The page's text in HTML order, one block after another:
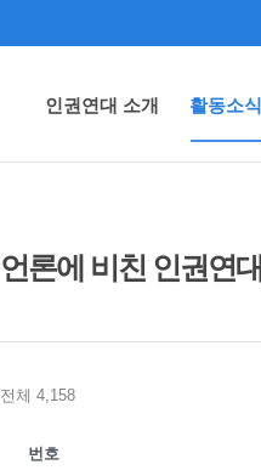
인권연대 소개 활동소식
언론에 비친 인권연대
전체 4,158
번호